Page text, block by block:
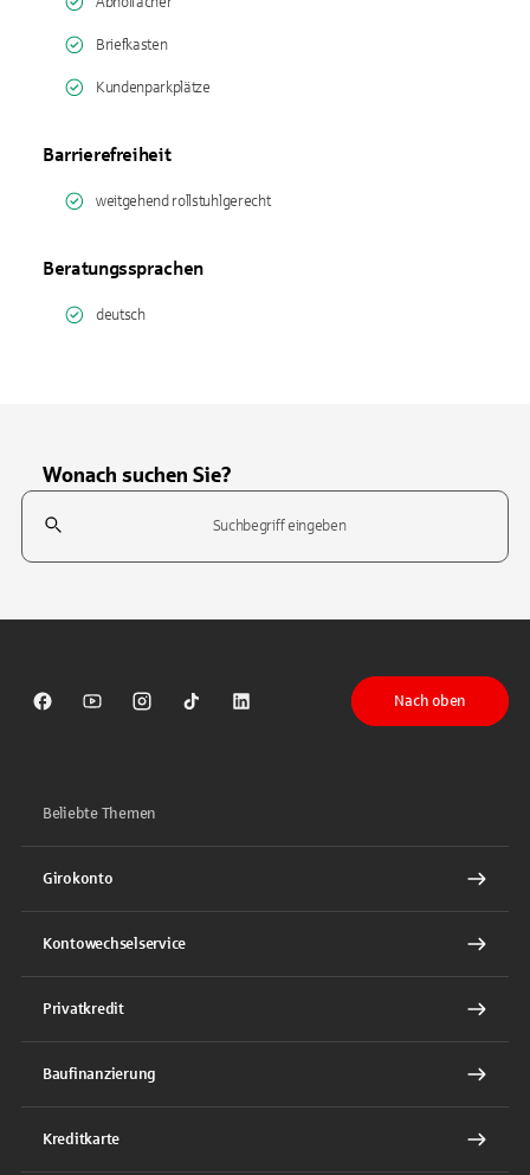
Briefkasten
Kundenparkplätze
Barrierefreiheit
weitgehend rollstuhlgerecht
Beratungssprachen
deutsch
Wonach suchen Sie?
Suchfeld
Sparkasse auf Facebook
Sparkasse auf Youtube
Sparkasse auf Instagram
Sparkasse auf TikTok
Sparkasse auf LinkedIn
Nach oben
Beliebte Themen
Girokonto
Kontowechselservice
Privatkredit
Baufinanzierung
Kreditkarte